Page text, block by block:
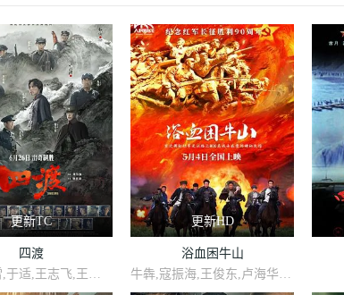
更新TC
四渡
更新HD
浴血困牛山